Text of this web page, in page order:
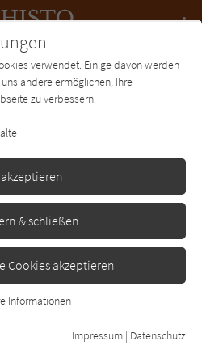
Charts Newsletter
der
verwendet. Einige davon werden
andere ermöglichen, Ihre
zu verbessern.
& schließen
Cookies akzeptieren
grundlegende Funktionen der
gewährleistet, dass die Webseite
Informationen
Impressum | Datenschutz